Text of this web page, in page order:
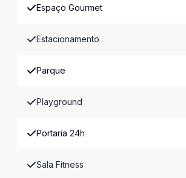
Espaço Gourmet
Estacionamento
Parque
Playground
Portaria 24h
Sala Fitness